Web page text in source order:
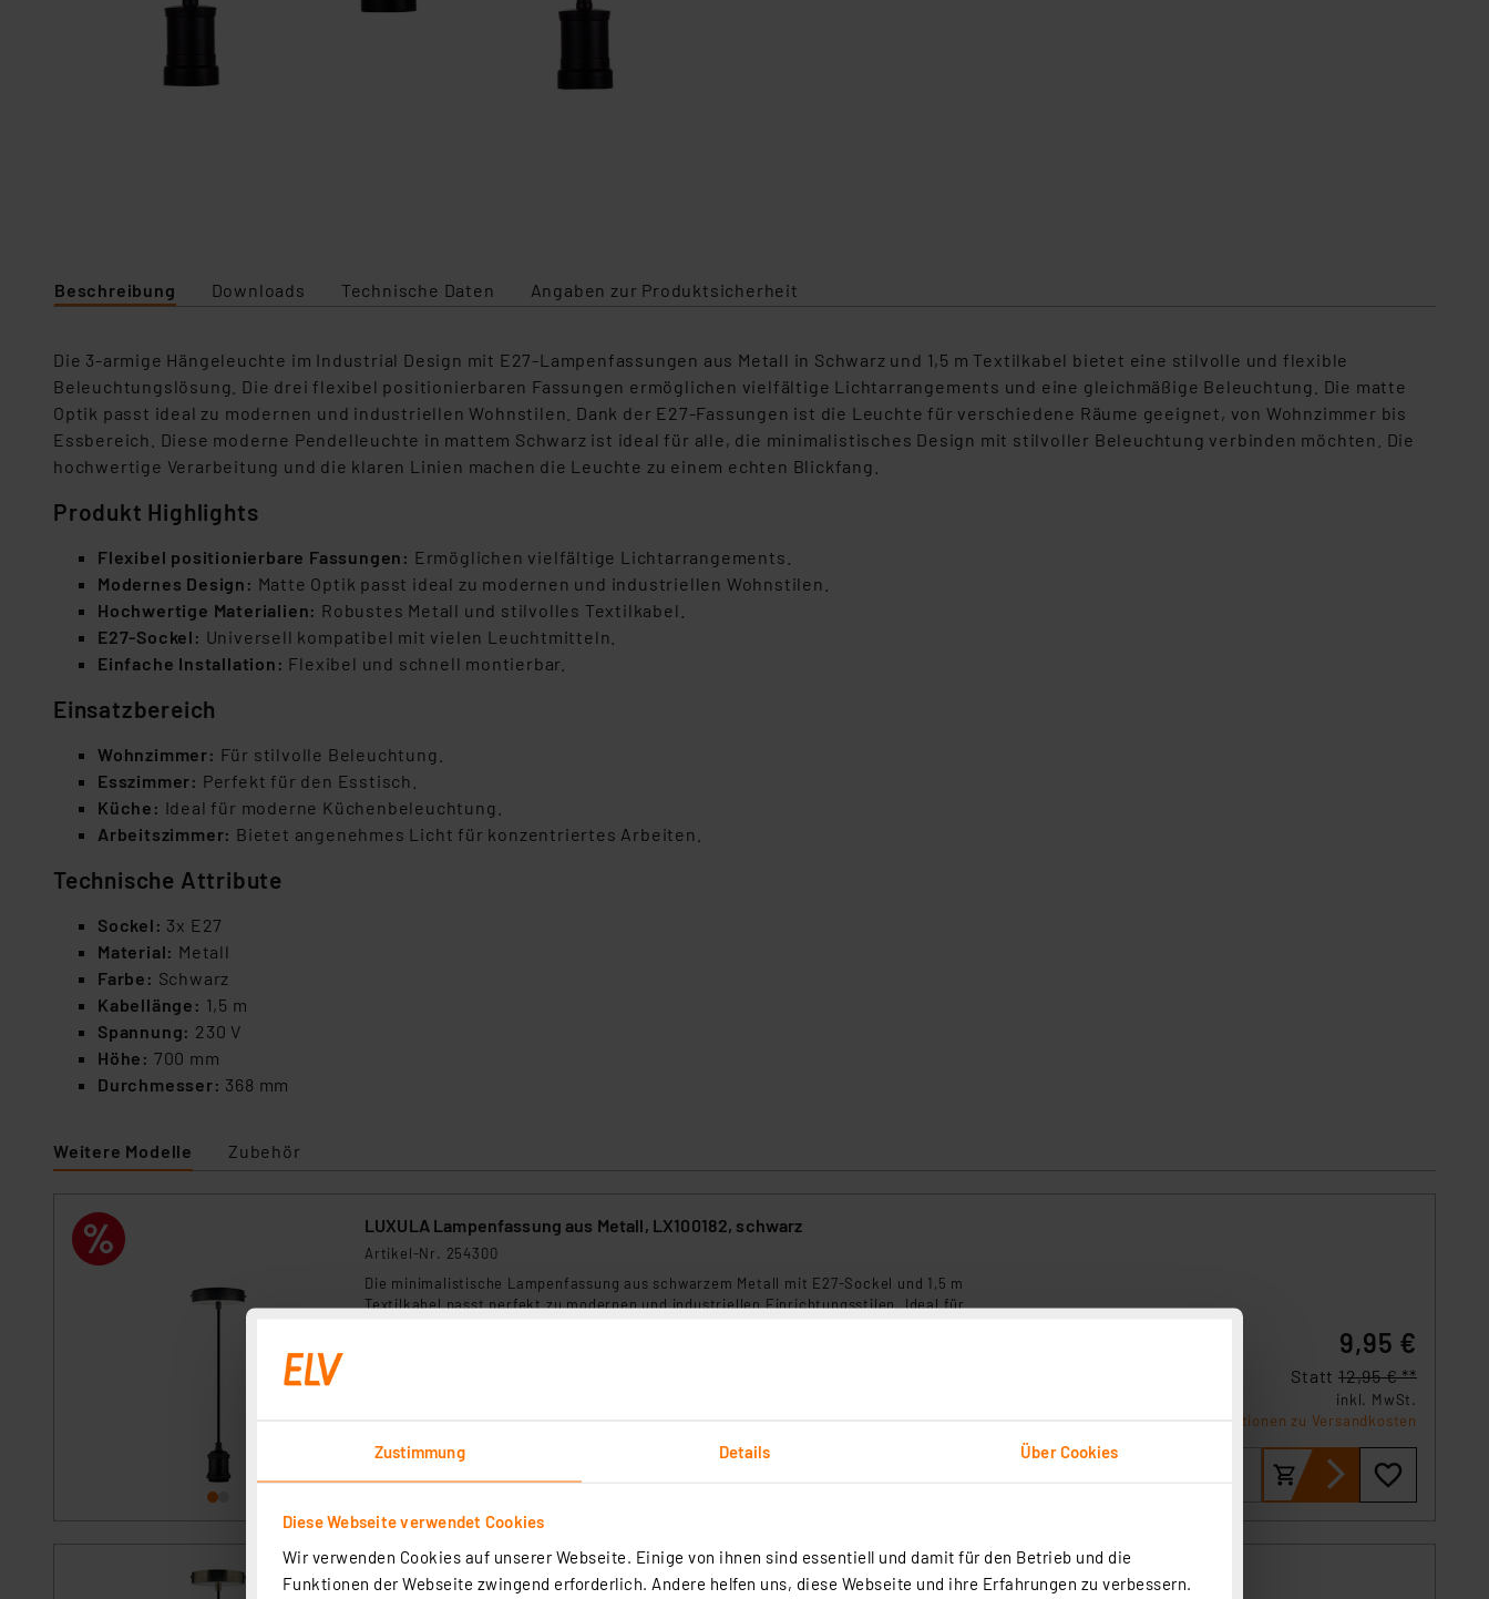
Zustimmung Details Über Cookies
Diese Webseite verwendet Cookies
Wir verwenden Cookies auf unserer Webseite. Einige von ihnen sind essentiell und damit für den Betrieb und die
Funktionen der Webseite zwingend erforderlich. Andere helfen uns, diese Webseite und ihre Erfahrungen zu verbessern.
Beschreibung Downloads Technische Daten Angaben zur Produktsicherheit
Die 3-armige Hängeleuchte im Industrial Design mit E27-Lampenfassungen aus Metall in Schwarz und 1,5 m Textilkabel bietet eine stilvolle und flexible
Beleuchtungslösung. Die drei flexibel positionierbaren Fassungen ermöglichen vielfältige Lichtarrangements und eine gleichmäßige Beleuchtung. Die matte
Optik passt ideal zu modernen und industriellen Wohnstilen. Dank der E27-Fassungen ist die Leuchte für verschiedene Räume geeignet, von Wohnzimmer bis
Essbereich. Diese moderne Pendelleuchte in mattem Schwarz ist ideal für alle, die minimalistisches Design mit stilvoller Beleuchtung verbinden möchten. Die
hochwertige Verarbeitung und die klaren Linien machen die Leuchte zu einem echten Blickfang.
Produkt Highlights
Flexibel positionierbare Fassungen: Ermöglichen vielfältige Lichtarrangements.
Modernes Design: Matte Optik passt ideal zu modernen und industriellen Wohnstilen.
Hochwertige Materialien: Robustes Metall und stilvolles Textilkabel.
E27-Sockel: Universell kompatibel mit vielen Leuchtmitteln.
Einfache Installation: Flexibel und schnell montierbar.
Einsatzbereich
Wohnzimmer: Für stilvolle Beleuchtung.
Esszimmer: Perfekt für den Esstisch.
Küche: Ideal für moderne Küchenbeleuchtung.
Arbeitszimmer: Bietet angenehmes Licht für konzentriertes Arbeiten.
Technische Attribute
Sockel: 3x E27
Material: Metall
Farbe: Schwarz
Kabellänge: 1,5 m
Spannung: 230 V
Höhe: 700 mm
Durchmesser: 368 mm
Weitere Modelle Zubehör
LUXULA Lampenfassung aus Metall, LX100182, schwarz
Artikel-Nr. 254300
Die minimalistische Lampenfassung aus schwarzem Metall mit E27-Sockel und 1,5 m
Textilkabel passt perfekt zu modernen und industriellen Einrichtungsstilen. Ideal für
9,95 €
Statt 12,95 € **
inkl. MwSt.
Informationen zu Versandkosten
LUXULA Lampenfassung aus Metall, LX100183, Messing